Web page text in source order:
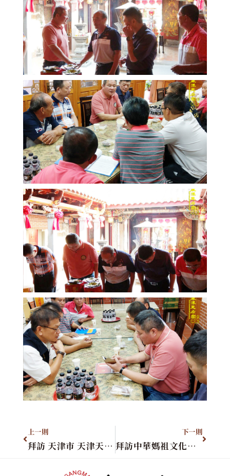
上一則
拜訪 天津市 天津天后宮
下一則
拜訪中華媽祖文化交流協會